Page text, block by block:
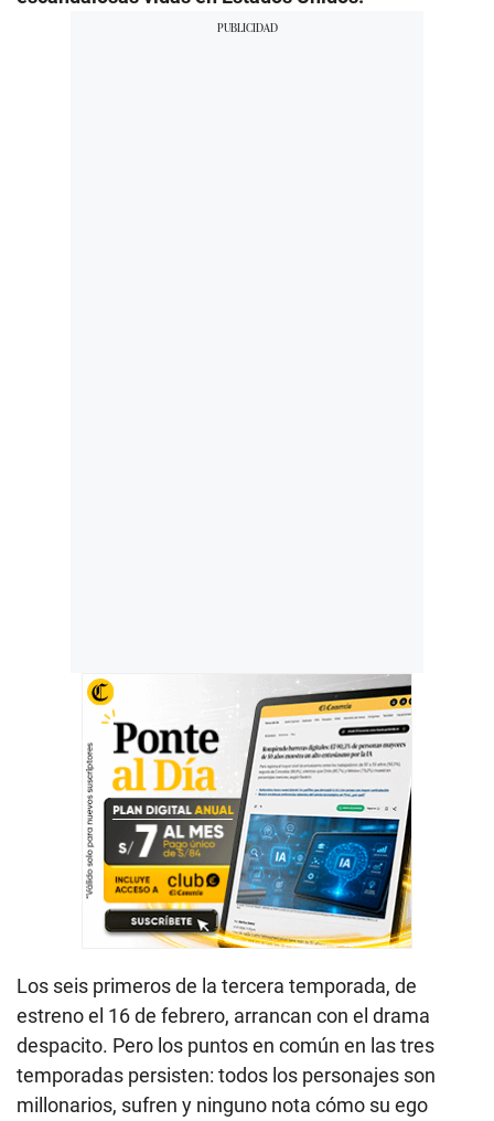
Los seis primeros de la tercera temporada, de
estreno el 16 de febrero, arrancan con el drama
despacito. Pero los puntos en común en las tres
temporadas persisten: todos los personajes son
millonarios, sufren y ninguno nota cómo su ego